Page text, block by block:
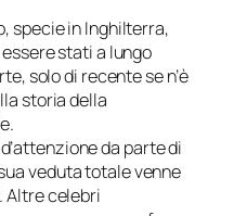
specie in Inghilterra,
stati a lungo
solo di recente se n’è
storia della
da parte di
veduta totale venne
Altre celebri